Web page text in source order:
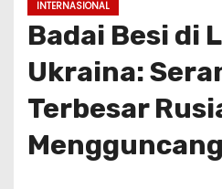
INTERNASIONAL
Badai Besi di
Ukraina:
Terbesar